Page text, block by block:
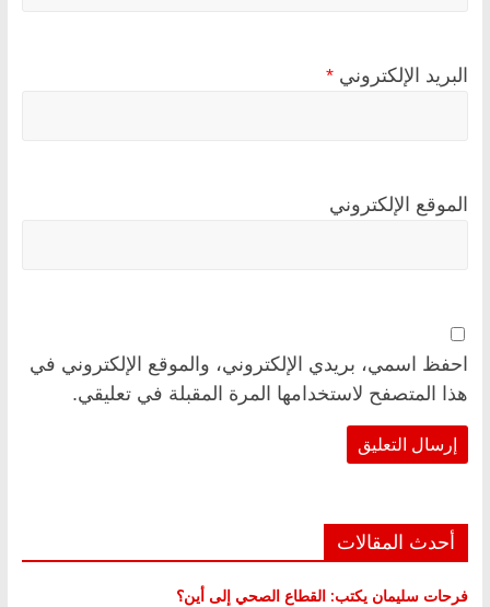
البريد الإلكتروني *
الموقع الإلكتروني
احفظ اسمي، بريدي الإلكتروني، والموقع الإلكتروني في
هذا المتصفح لاستخدامها المرة المقبلة في تعليقي.
أحدث المقالات
فرحات سليمان يكتب: القطاع الصحي إلى أين؟